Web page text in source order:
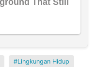
Lingkungan Hidup